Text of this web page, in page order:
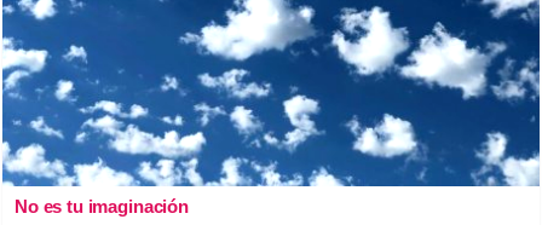
No es tu imaginación